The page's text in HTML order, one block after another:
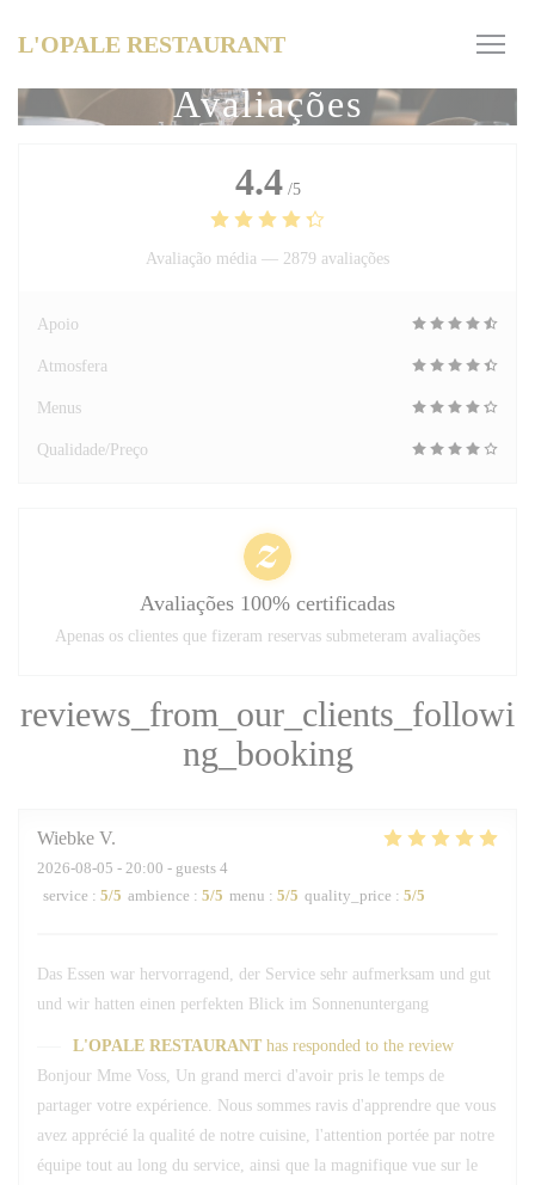
L'OPALE RESTAURANT
Avaliações
reviews_from_our_clients_followi
ng_booking
Wiebke V
2026-08-05 - 20:00 - guests 4
service : 5/5 ambience : 5/5 menu : 5/5 quality_price : 5/5
Das Essen war hervorragend, der Service sehr aufmerksam und gut
und wir hatten einen perfekten Blick im Sonnenuntergang
L'OPALE RESTAURANT has responded to the review
Bonjour Mme Voss, Un grand merci d'avoir pris le temps de
partager votre expérience. Nous sommes ravis d'apprendre que vous
avez apprécié la qualité de notre cuisine, l'attention portée par notre
équipe tout au long du service, ainsi que la magnifique vue sur le
4.4 /5
Avaliação média — 2879 avaliações
Apoio
Atmosfera
Menus
Qualidade/Preço
Avaliações 100% certificadas
Apenas os clientes que fizeram reservas submeteram avaliações